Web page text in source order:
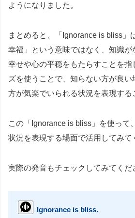
ようになりました。
まとめると、「Ignorance is bliss」
幸福」という意味ではなく、知識が
幸せや心の平穏をもたらすことを指
ズを使うことで、知らない方が良
方が気楽でいられる状況を表現する
この「Ignorance is bliss」を使って
状況を表現する場面で活用してみて
実際の発音もチェックしてみてくだ
Ignorance is bliss.